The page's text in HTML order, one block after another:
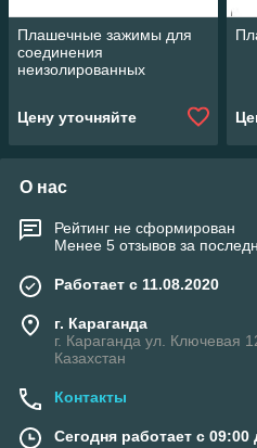
Плашечные зажимы для
соединения
неизолированных
стальных проводов ПС-2-
1
Цену уточняйте
О нас
Рейтинг не сформирован
Менее 5 отзывов за
Работает с 11.08.2020
г. Караганда
г. Караганда ул. Ключевая
Казахстан
Контакты
Сегодня работает с 09:00